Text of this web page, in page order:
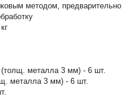
методом, предварительно
(толщ. металла 3 мм) - 6 шт.
металла 3 мм) - 6 шт.